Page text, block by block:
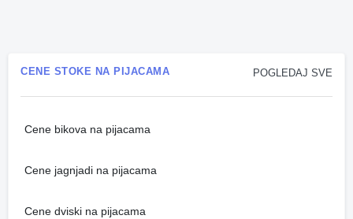
POGLEDAJ SVE
CENE STOKE NA PIJACAMA
Cene bikova na pijacama
Cene jagnjadi na pijacama
Cene dviski na pijacama